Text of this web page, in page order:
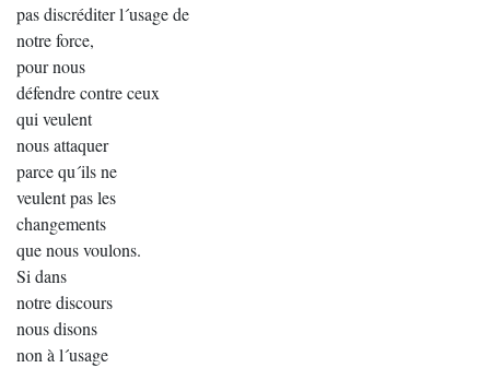
pas discréditer l´usage de
notre force,
pour nous
défendre contre ceux
qui veulent
nous attaquer
parce qu´ils ne
veulent pas les
changements
que nous voulons.
Si dans
notre discours
nous disons
non à l´usage